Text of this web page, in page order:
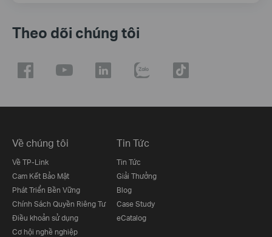
Theo dõi chúng tôi
Về chúng tôi
Về TP-Link
Cam Kết Bảo Mật
Phát Triển Bền Vững
Chính Sách Quyền Riêng Tư
Điều khoản sử dụng
Cơ hội nghề nghiệp
Tin Tức
Tin Tức
Giải Thưởng
Blog
Case Study
eCatalog